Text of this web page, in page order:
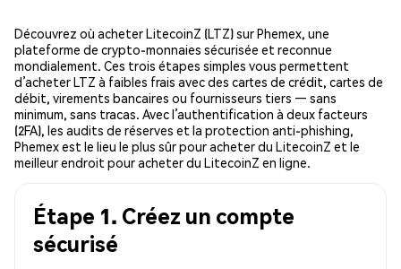
Découvrez où acheter LitecoinZ (LTZ) sur Phemex, une
plateforme de crypto-monnaies sécurisée et reconnue
mondialement. Ces trois étapes simples vous permettent
d’acheter LTZ à faibles frais avec des cartes de crédit, cartes de
débit, virements bancaires ou fournisseurs tiers — sans
minimum, sans tracas. Avec l’authentification à deux facteurs
(2FA), les audits de réserves et la protection anti-phishing,
Phemex est le lieu le plus sûr pour acheter du LitecoinZ et le
meilleur endroit pour acheter du LitecoinZ en ligne.
Étape 1. Créez un compte
sécurisé